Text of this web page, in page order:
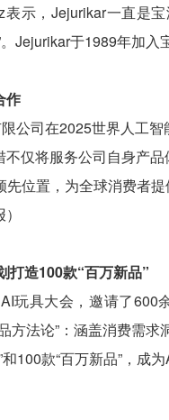
示，Jejurikar一直是
Jejurikar于1989年加入
作
公司在2025世界人工
仅将服务公司自身产
位置，为全球消费者
打造100款“百万新品”
玩具大会，邀请了600
方法论”：涵盖消费需
100款“百万新品”，成为